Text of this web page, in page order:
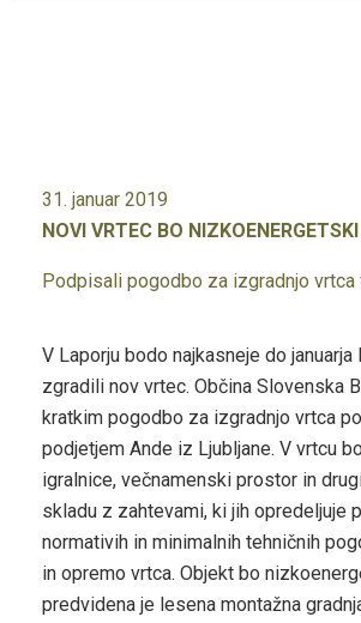
31. januar 2019
NOVI VRTEC BO NIZKOENERGETSKI
Podpisali pogodbo za izgradnjo vrtca
V Laporju bodo najkasneje do
zgradili nov vrtec. Občina Slovenska
kratkim pogodbo za izgradnjo vrtca
podjetjem Ande iz Ljubljane. V vrtcu
igralnice, večnamenski prostor in
skladu z zahtevami, ki jih opredeljuje
normativih in minimalnih tehničnih
in opremo vrtca. Objekt bo
predvidena je lesena montažna